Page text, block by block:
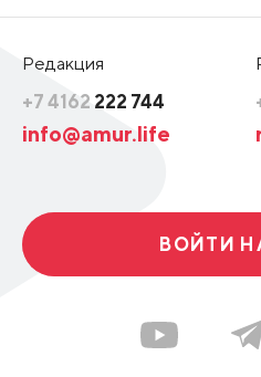
Редакция
+7 4162 222 744
info@amur.life
ВОЙТИ